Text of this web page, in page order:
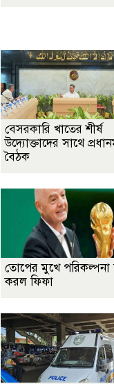
বেসরকারি খাতের শীর্ষ
উদ্যোক্তাদের সাথে
বৈঠক
তোপের মুখে পরিকল্পনা
করল ফিফা